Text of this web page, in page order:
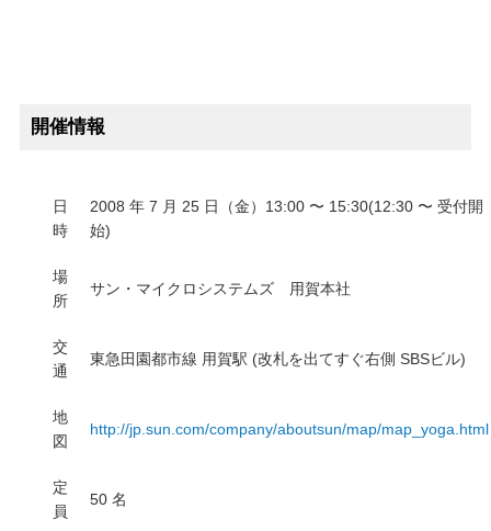
開催情報
日
時
2008 年 7 月 25 日（金）13:00 〜 15:30(12:30 〜 受付開
始)
場
所
サン・マイクロシステムズ 用賀本社
交
通
東急田園都市線 用賀駅 (改札を出てすぐ右側 SBSビル)
地
図
http://jp.sun.com/company/aboutsun/map/map_yoga.html
定
員
50 名